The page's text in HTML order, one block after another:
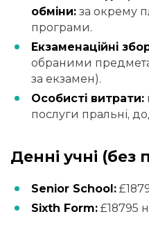
обміни: за окрему
програми.
Екзаменаційні
обраними
за екзамен).
Особисті витрати:
послуги пральні,
Денні учні
Senior School:
Sixth Form: £18795